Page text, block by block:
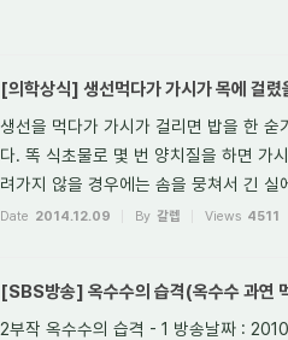
[의학상식] 생선먹다가 가시가 목에 걸렸
생선을 먹다가 가시가 걸리면 밥을 한
다. 똑 식초물로 몇 번 양치질을 하면 가
려가지 않을 경우에는 솜을 뭉쳐서 긴 실
Date 2014.12.09 By 갈렙 Views 4511
[SBS방송] 옥수수의 습격(옥수수 과연
2부작 옥수수의 습격 - 1 방송날짜 :